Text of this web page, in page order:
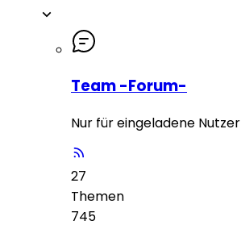
Team -Forum-
Nur für eingeladene Nutzer
27
Themen
745